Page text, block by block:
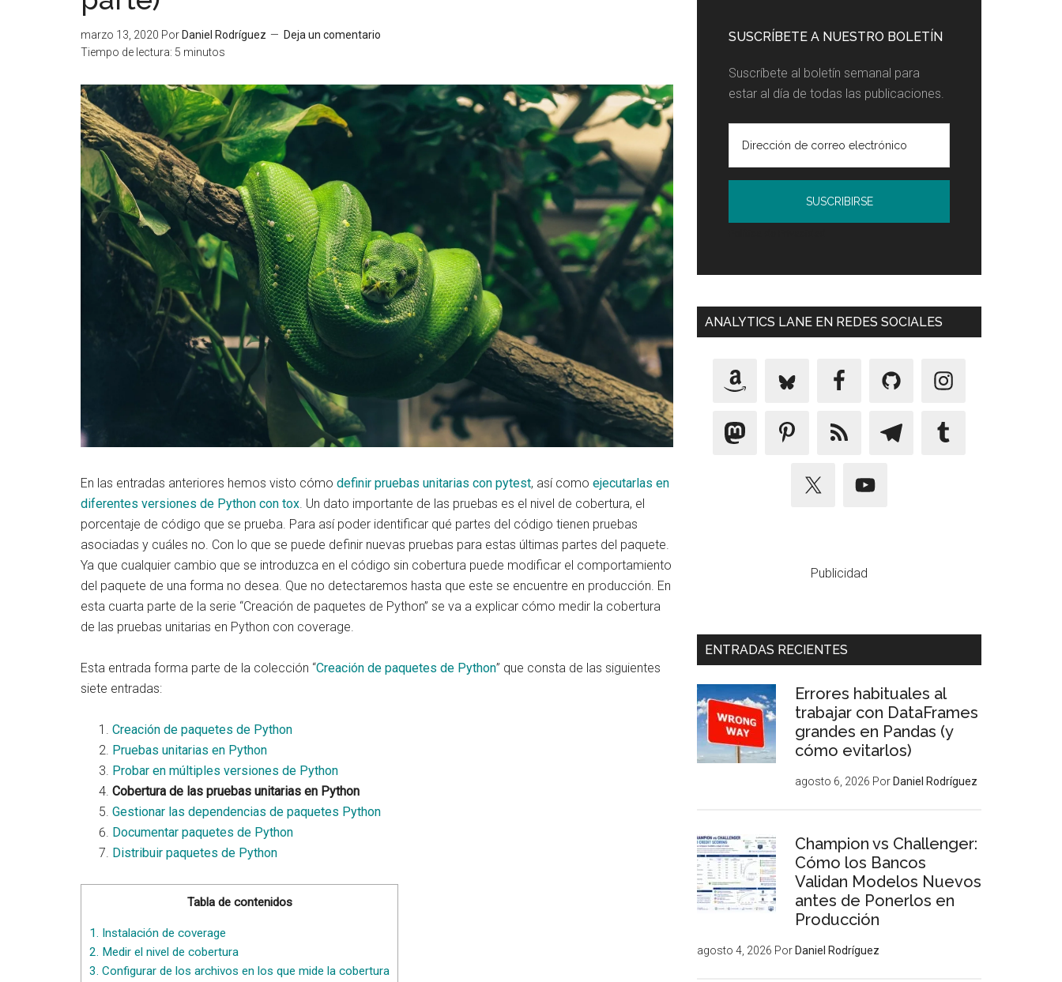
marzo 13, 2020 Por Daniel Rodríguez
Deja un comentario
Tiempo de lectura: 5 minutos
En las entradas anteriores hemos visto cómo definir pruebas unitarias con pytest, así como ejecutarlas en
diferentes versiones de Python con tox. Un dato importante de las pruebas es el nivel de cobertura, el
porcentaje de código que se prueba. Para así poder identificar qué partes del código tienen pruebas
asociadas y cuáles no. Con lo que se puede definir nuevas pruebas para estas últimas partes del paquete.
Ya que cualquier cambio que se introduzca en el código sin cobertura puede modificar el comportamiento
del paquete de una forma no desea. Que no detectaremos hasta que este se encuentre en producción. En
esta cuarta parte de la serie “Creación de paquetes de Python” se va a explicar cómo medir la cobertura
de las pruebas unitarias en Python con coverage.
Esta entrada forma parte de la colección “Creación de paquetes de Python” que consta de las siguientes
siete entradas:
Creación de paquetes de Python
Pruebas unitarias en Python
Probar en múltiples versiones de Python
Cobertura de las pruebas unitarias en Python
Gestionar las dependencias de paquetes Python
Documentar paquetes de Python
Distribuir paquetes de Python
Tabla de contenidos
1. Instalación de coverage
2. Medir el nivel de cobertura
3. Configurar de los archivos en los que mide la cobertura
SUSCRÍBETE A NUESTRO BOLETÍN
Suscríbete al boletín semanal para
estar al día de todas las publicaciones.
ANALYTICS LANE EN REDES SOCIALES
Publicidad
ENTRADAS RECIENTES
Errores habituales al
trabajar con DataFrames
grandes en Pandas (y
cómo evitarlos)
agosto 6, 2026 Por Daniel Rodríguez
Champion vs Challenger:
Cómo los Bancos
Validan Modelos Nuevos
antes de Ponerlos en
Producción
agosto 4, 2026 Por Daniel Rodríguez